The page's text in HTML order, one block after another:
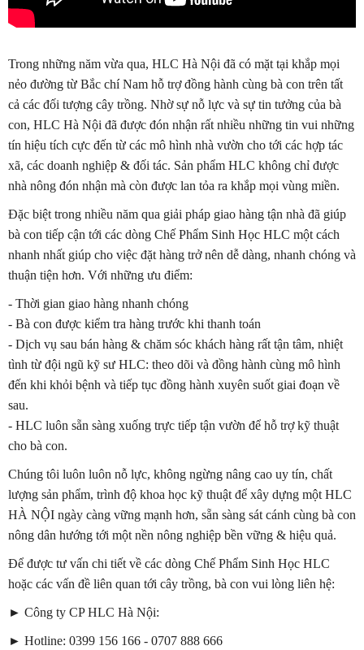
Trong những năm vừa qua, HLC Hà Nội đã có mặt tại khắp mọi
nẻo đường từ Bắc chí Nam hỗ trợ đồng hành cùng bà con trên tất
cả các đối tượng cây trồng. Nhờ sự nỗ lực và sự tin tưởng của bà
con, HLC Hà Nội đã được đón nhận rất nhiều những tin vui những
tín hiệu tích cực đến từ các mô hình nhà vườn cho tới các hợp tác
xã, các doanh nghiệp & đối tác. Sản phẩm HLC không chỉ được
nhà nông đón nhận mà còn được lan tỏa ra khắp mọi vùng miền.
Đặc biệt trong nhiều năm qua giải pháp giao hàng tận nhà đã giúp
bà con tiếp cận tới các dòng Chế Phẩm Sinh Học HLC một cách
nhanh nhất giúp cho việc đặt hàng trở nên dễ dàng, nhanh chóng và
thuận tiện hơn. Với những ưu điểm:
- Thời gian giao hàng nhanh chóng
- Bà con được kiểm tra hàng trước khi thanh toán
- Dịch vụ sau bán hàng & chăm sóc khách hàng rất tận tâm, nhiệt
tình từ đội ngũ kỹ sư HLC: theo dõi và đồng hành cùng mô hình
đến khi khỏi bệnh và tiếp tục đồng hành xuyên suốt giai đoạn về
sau.
- HLC luôn sẵn sàng xuống trực tiếp tận vườn để hỗ trợ kỹ thuật
cho bà con.
Chúng tôi luôn luôn nỗ lực, không ngừng nâng cao uy tín, chất
lượng sản phẩm, trình độ khoa học kỹ thuật để xây dựng một HLC
HÀ NỘI ngày càng vững mạnh hơn, sẵn sàng sát cánh cùng bà con
nông dân hướng tới một nền nông nghiệp bền vững & hiệu quả.
Để được tư vấn chi tiết về các dòng Chế Phẩm Sinh Học HLC
hoặc các vấn đề liên quan tới cây trồng, bà con vui lòng liên hệ:
► Công ty CP HLC Hà Nội:
► Hotline: 0399 156 166 - 0707 888 666